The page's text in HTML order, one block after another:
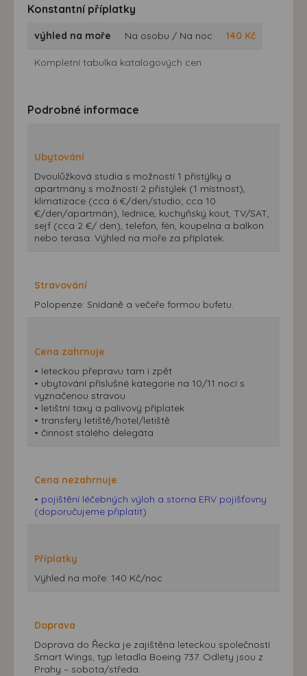
Konstantní příplatky
výhled na moře Na osobu / Na noc 140 Kč
Kompletní tabulka katalogových cen
Podrobné informace
Ubytování
Dvoulůžková studia s možností 1 přistýlky a
apartmány s možností 2 přistýlek (1 místnost),
klimatizace (cca 6 €/den/studio; cca 10
€/den/apartmán), lednice, kuchyňský kout, TV/SAT,
sejf (cca 2 €/ den), telefon, fén, koupelna a balkon
nebo terasa. Výhled na moře za příplatek.
Stravování
Polopenze: Snídaně a večeře formou bufetu.
Cena zahrnuje
• leteckou přepravu tam i zpět
• ubytování příslušné kategorie na 10/11 nocí s
vyznačenou stravou
• letištní taxy a palivový příplatek
• transfery letiště/hotel/letiště
• činnost stálého delegáta
Cena nezahrnuje
• pojištění léčebných výloh a storna ERV pojišťovny
(doporučujeme připlatit)
Příplatky
Výhled na moře: 140 Kč/noc
Doprava
Doprava do Řecka je zajištěna leteckou společností
Smart Wings, typ letadla Boeing 737. Odlety jsou z
Prahy – sobota/středa.